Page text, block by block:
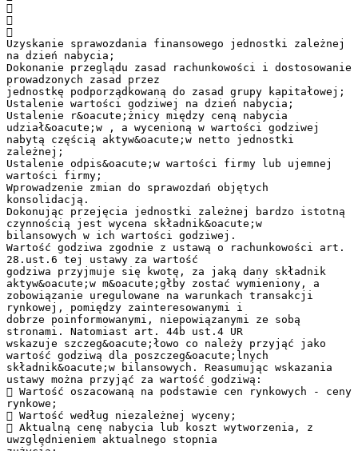



Uzyskanie sprawozdania finansowego jednostki zależnej
na dzień nabycia;
Dokonanie przeglądu zasad rachunkowości i dostosowanie
prowadzonych zasad przez
jednostkę podporządkowaną do zasad grupy kapitałowej;
Ustalenie wartości godziwej na dzień nabycia;
Ustalenie r&oacute;żnicy między ceną nabycia
udział&oacute;w , a wycenioną w wartości godziwej
nabytą częścią aktyw&oacute;w netto jednostki
zależnej;
Ustalenie odpis&oacute;w wartości firmy lub ujemnej
wartości firmy;
Wprowadzenie zmian do sprawozdań objętych
konsolidacją.
Dokonując przejęcia jednostki zależnej bardzo istotną
czynnością jest wycena składnik&oacute;w
bilansowych w ich wartości godziwej.
Wartość godziwa zgodnie z ustawą o rachunkowości art.
28.ust.6 tej ustawy za wartość
godziwa przyjmuje się kwotę, za jaką dany składnik
aktyw&oacute;w m&oacute;głby zostać wymieniony, a
zobowiązanie uregulowane na warunkach transakcji
rynkowej, pomiędzy zainteresowanymi i
dobrze poinformowanymi, niepowiązanymi ze sobą
stronami. Natomiast art. 44b ust.4 UR
wskazuje szczeg&oacute;łowo co należy przyjąć jako
wartość godziwą dla poszczeg&oacute;lnych
składnik&oacute;w bilansowych. Reasumując wskazania
ustawy można przyjąć za wartość godziwą:
 Wartość oszacowaną na podstawie cen rynkowych - ceny
rynkowe;
 Wartość według niezależnej wyceny;
 Aktualną cenę nabycia lub koszt wytworzenia, z
uwzględnieniem aktualnego stopnia